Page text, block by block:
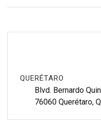
QUERÉTARO
Blvd. Bernardo
76060 Querétaro,